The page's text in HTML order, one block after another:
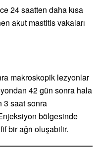
24 saatten daha kısa
akut mastitis vakaları
makroskopik lezyonlar
42 gün sonra hala
3 saat sonra
bölgesinde
bir ağrı oluşabilir.